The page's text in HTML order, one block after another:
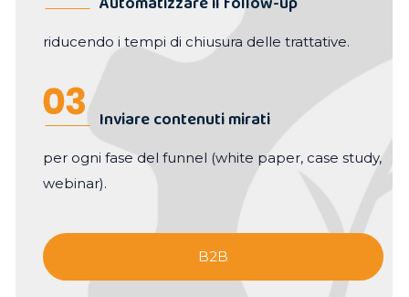
riducendo i tempi di chiusura delle trattative.
Inviare contenuti mirati
per ogni fase del funnel (white paper, case study,
webinar).
B2B